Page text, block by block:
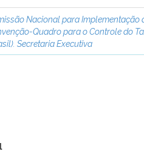
Nacional para Implementação
Quadro para o Controle do
Secretaria Executiva